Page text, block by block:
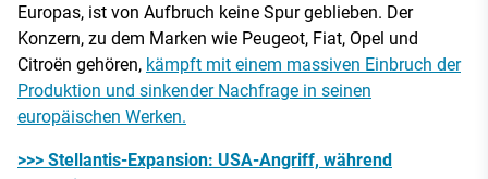
Europas, ist von Aufbruch keine Spur geblieben. Der
Konzern, zu dem Marken wie Peugeot, Fiat, Opel und
Citroën gehören, kämpft mit einem massiven Einbruch der
Produktion und sinkender Nachfrage in seinen
europäischen Werken.
>>> Stellantis-Expansion: USA-Angriff, während